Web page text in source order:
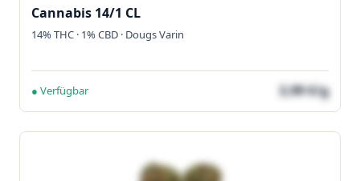
Cannabis 14/1 CL
14% THC · 1% CBD · Dougs Varin
● Verfügbar 3,99 €/g